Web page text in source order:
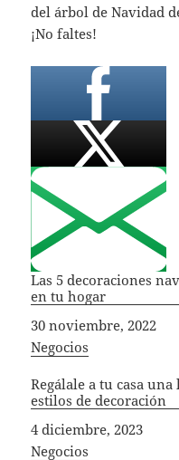
del árbol de Navidad
¡No faltes!
Las 5 decoraciones
en tu hogar
Fecha
30 noviembre, 2022
In relation to
Negocios
Regálale a tu casa
estilos de decoración
Fecha
4 diciembre, 2023
In relation to
Negocios